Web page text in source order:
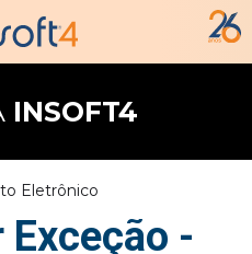
INSOFT4
Eletrônico
-